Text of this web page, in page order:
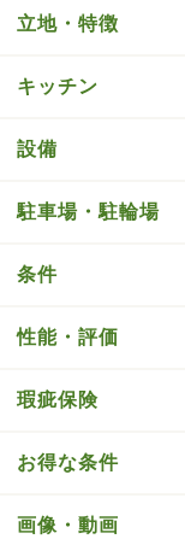
立地・特徴
キッチン
設備
駐車場・駐輪場
条件
性能・評価
瑕疵保険
お得な条件
画像・動画